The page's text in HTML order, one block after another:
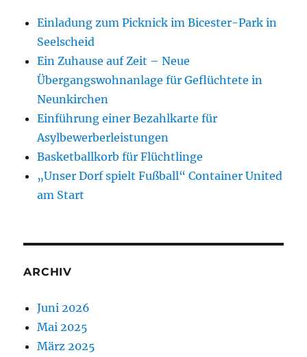
Einladung zum Picknick im Bicester-Park in
Seelscheid
Ein Zuhause auf Zeit – Neue
Übergangswohnanlage für Geflüchtete in
Neunkirchen
Einführung einer Bezahlkarte für
Asylbewerberleistungen
Basketballkorb für Flüchtlinge
„Unser Dorf spielt Fußball“ Container United
am Start
ARCHIV
Juni 2026
Mai 2025
März 2025